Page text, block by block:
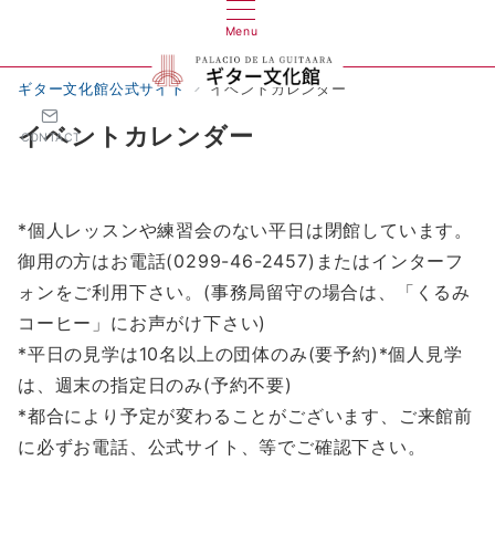
Menu
CONTACT
ギター文化館公式サイト イベントカレンダー
イベントカレンダー
*個人レッスンや練習会のない平日は閉館しています。
御用の方はお電話(0299-46-2457)またはインターフ
ォンをご利用下さい。(事務局留守の場合は、「くるみ
コーヒー」にお声がけ下さい)
*平日の見学は10名以上の団体のみ(要予約)*個人見学
は、週末の指定日のみ(予約不要)
*都合により予定が変わることがございます、ご来館前
に必ずお電話、公式サイト、等でご確認下さい。